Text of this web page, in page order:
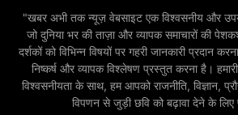
"खबर अभी तक न्यूज़ वेबसाइट एक विश्वसनीय और
जो दुनिया भर की ताज़ा और व्यापक समाचारों की
दर्शकों को विभिन्न विषयों पर गहरी जानकारी प्रदान
निष्कर्ष और व्यापक विश्लेषण प्रस्तुत करना है।
विश्वसनीयता के साथ, हम आपको राजनीति, विज्ञान,
विपणन से जुड़ी छवि को बढ़ावा देने के लिए